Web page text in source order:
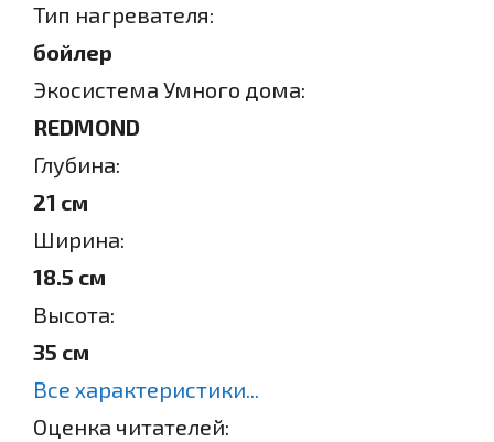
Тип нагревателя:
бойлер
Экосистема Умного дома:
REDMOND
Глубина:
21 см
Ширина:
18.5 см
Высота:
35 см
Все характеристики...
Оценка читателей: